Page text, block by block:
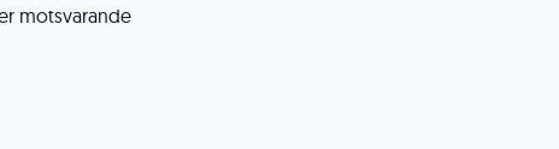
motsvarande